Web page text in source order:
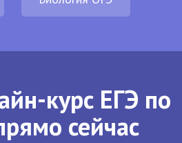
курс ЕГЭ по
сейчас